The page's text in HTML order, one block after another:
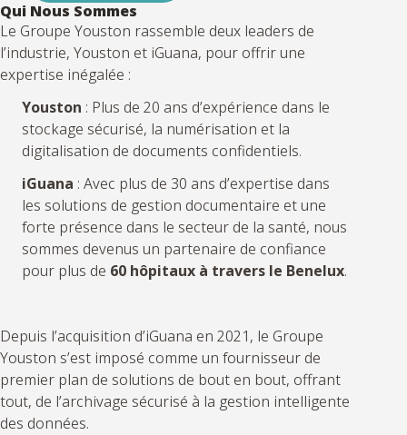
Qui Nous Sommes
Le Groupe Youston rassemble deux leaders de
l’industrie, Youston et iGuana, pour offrir une
expertise inégalée :
Youston : Plus de 20 ans d’expérience dans le
stockage sécurisé, la numérisation et la
digitalisation de documents confidentiels.
iGuana : Avec plus de 30 ans d’expertise dans
les solutions de gestion documentaire et une
forte présence dans le secteur de la santé, nous
sommes devenus un partenaire de confiance
pour plus de 60 hôpitaux à travers le Benelux.
Depuis l’acquisition d’iGuana en 2021, le Groupe
Youston s’est imposé comme un fournisseur de
premier plan de solutions de bout en bout, offrant
tout, de l’archivage sécurisé à la gestion intelligente
des données.